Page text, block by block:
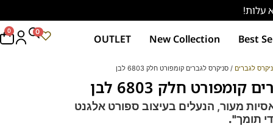
Best
New Collection
OUTLET
0 0
לגברים / סניקרס לגברים קומפורט חלק 6803 לבן
חלק 6803 לבן
מעור, הנעלים בעיצוב ספורט אלגנט
תומך".